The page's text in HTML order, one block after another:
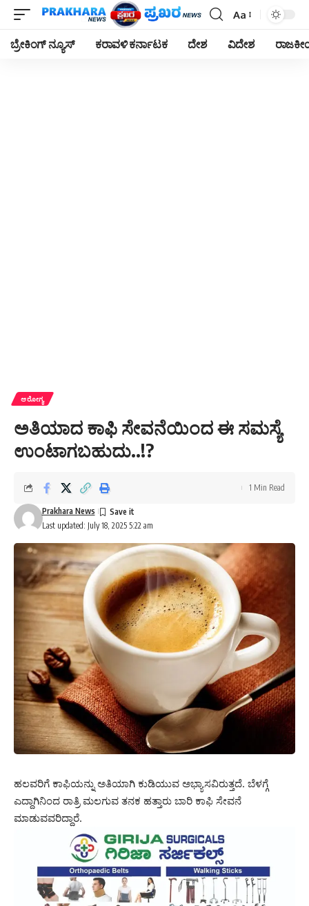
Font
Resizer
Aa
ಬ್ರೇಕಿಂಗ್ ನ್ಯೂಸ್ ಕರಾವಳಿ ಕರ್ನಾಟಕ ದೇಶ ವಿದೇಶ
ಆರೋಗ್ಯ
ಅತಿಯಾದ ಕಾಫಿ ಸೇವನೆಯಿಂದ ಈ ಸಮಸ್ಯೆ
ಉಂಟಾಗಬಹುದು..!?
Last updated: July 18, 2025 5:22 am
Prakhara News
1 Min Read
ಹಲವರಿಗೆ ಕಾಫಿಯನ್ನು ಅತಿಯಾಗಿ ಕುಡಿಯುವ ಅಭ್ಯಾಸವಿರುತ್ತದೆ. ಬೆಳಗ್ಗೆ
ಎದ್ದಾಗಿನಿಂದ ರಾತ್ರಿ ಮಲಗುವ ತನಕ ಹತ್ತಾರು ಬಾರಿ ಕಾಫಿ ಸೇವನೆ
ಮಾಡುವವರಿದ್ದಾರೆ.